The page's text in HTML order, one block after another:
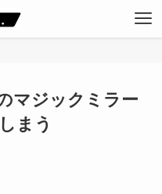
マジックミラー
まう